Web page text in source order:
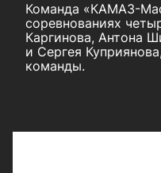
Команда «КАМАЗ-
соревнованиях
Каргинова, Антона
и Сергея
команды.